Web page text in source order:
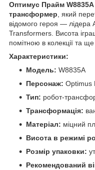
Оптимус Прайм W8835A
трансформер, який
відомого героя — лідера
Transformers. Висота
помітною в колекції та
Характеристики:
Модель: W8835A
Персонаж: Optimus
Тип: робот-
Трансформація:
Матеріал: міцний
Висота в режимі
Розмір упаковки:
Рекомендований